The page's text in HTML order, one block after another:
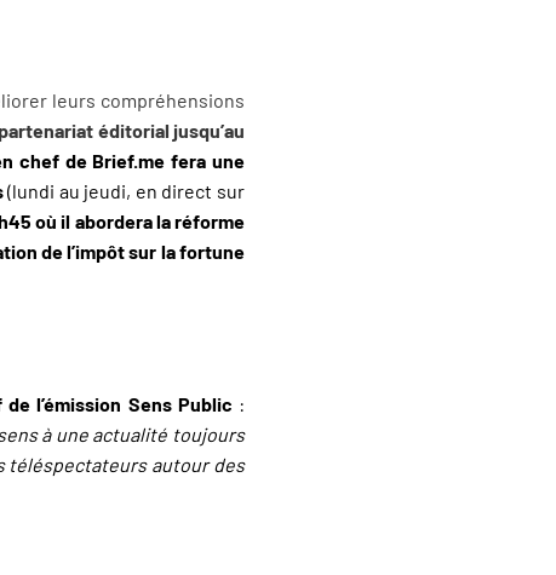
leurs compréhensions
éditorial jusqu’au
chef de Brief.me fera une
(lundi au jeudi, en direct sur
où il abordera la réforme
de l’impôt sur la fortune
l’émission Sens Public :
à une actualité toujours
téléspectateurs autour des